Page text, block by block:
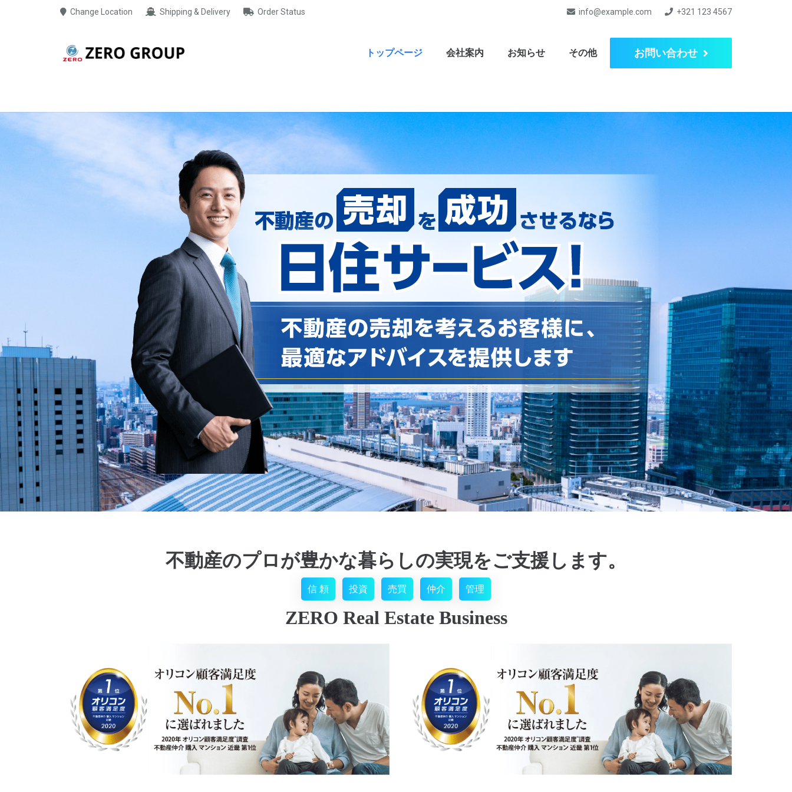
Change Location Shipping & Delivery Order Status info@example.com +321 123 4567
トップページ 会社案内 お知らせ その他 お問い合わせ
不動産のプロが豊かな暮らしの実現をご支援します。
信 頼 投資 売買 仲介 管理
ZERO Real Estate Business